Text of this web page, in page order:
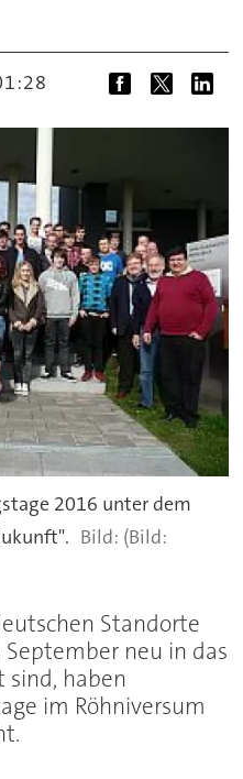
2016 unter dem
(Bild:
Standorte
neu in das
haben
im Röhniversum